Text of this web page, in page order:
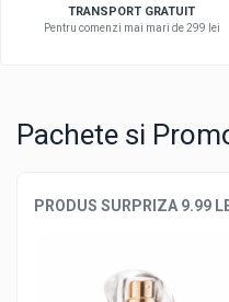
TRANSPORT GRATUIT
Pentru comenzi mai mari de 299 lei
Pachete si
PRODUS SURPRIZA 9.99